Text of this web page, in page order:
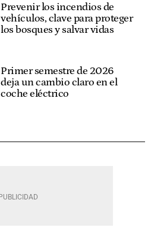
Prevenir los incendios de
vehículos, clave para proteger
los bosques y salvar vidas
Primer semestre de 2026
deja un cambio claro en el
coche eléctrico